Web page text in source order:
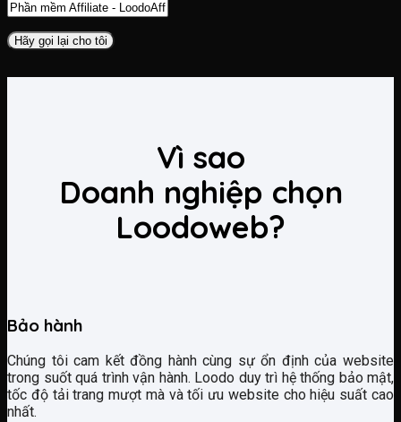
Vì sao
Doanh nghiệp chọn
Loodoweb?
Bảo hành
Chúng tôi cam kết đồng hành cùng sự ổn định của website
trong suốt quá trình vận hành. Loodo duy trì hệ thống bảo mật,
tốc độ tải trang mượt mà và tối ưu website cho hiệu suất cao
nhất.